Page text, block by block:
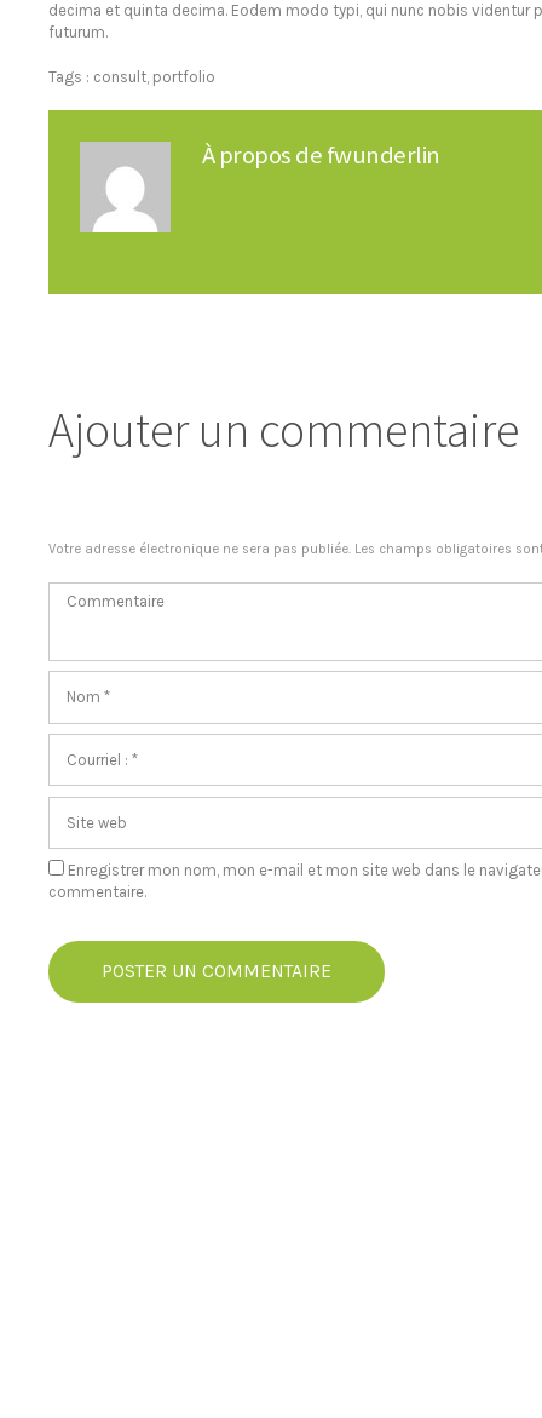
decima et quinta decima. Eodem modo typi, qui nunc nobis videntur
futurum.
Tags : consult portfolio
À propos defwunderlin
Ajouter un commentaire
Votre adresse électronique ne sera pas publiée. Les champs obligatoires
Enregistrer mon nom, mon e-mail et mon site web dans le
commentaire.